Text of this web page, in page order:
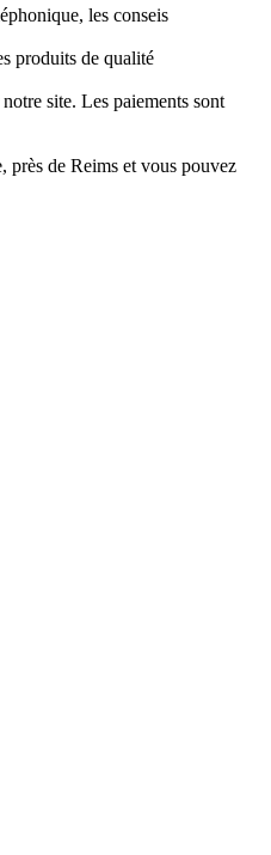
les conseis
produits de qualité
site. Les paiements sont
près de Reims et vous pouvez